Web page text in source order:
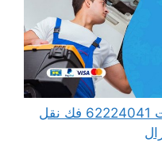
فني تكييف مركزي هندي الكويت 62224041 فك نقل